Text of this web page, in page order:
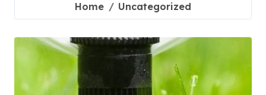
Home Uncategorized